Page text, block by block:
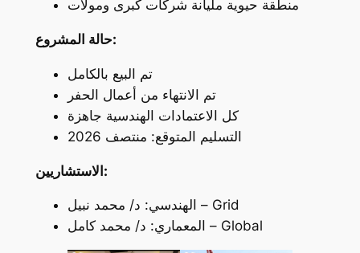
منطقة حيوية مليانة شركات كبرى ومولات
حالة المشروع:
تم البيع بالكامل
تم الانتهاء من أعمال الحفر
كل الاعتمادات الهندسية جاهزة
التسليم المتوقع: منتصف 2026
الاستشاريين:
الهندسي: د/ محمد نبيل – Grid
المعماري: د/ محمد كامل – Global